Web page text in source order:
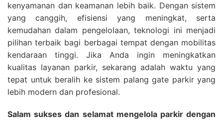
kenyamanan dan keamanan lebih baik. Dengan sistem
yang canggih, efisiensi yang meningkat, serta
kemudahan dalam pengelolaan, teknologi ini menjadi
pilihan terbaik bagi berbagai tempat dengan mobilitas
kendaraan tinggi. Jika Anda ingin meningkatkan
kualitas layanan parkir, sekarang adalah waktu yang
tepat untuk beralih ke sistem palang gate parkir yang
lebih modern dan profesional.
Salam sukses dan selamat mengelola parkir dengan